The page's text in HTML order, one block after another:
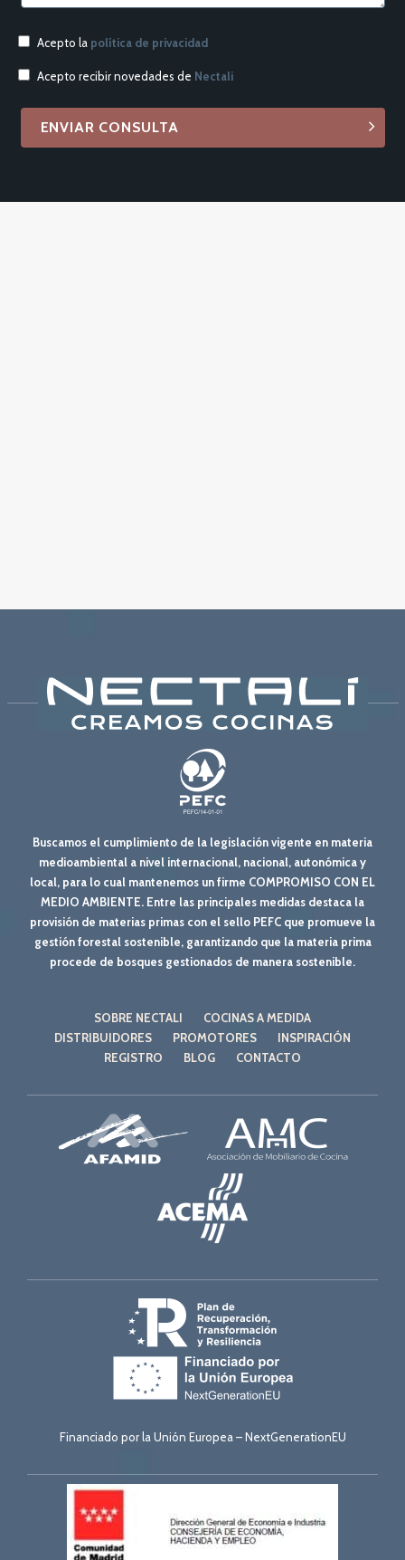
Acepto la política de privacidad
Acepto recibir novedades de Nectali
Buscamos el cumplimiento de la legislación vigente en materia
medioambiental a nivel internacional, nacional, autonómica y
local, para lo cual mantenemos un firme COMPROMISO CON EL
MEDIO AMBIENTE. Entre las principales medidas destaca la
provisión de materias primas con el sello PEFC que promueve la
gestión forestal sostenible, garantizando que la materia prima
procede de bosques gestionados de manera sostenible.
SOBRE NECTALI
COCINAS A MEDIDA
DISTRIBUIDORES
PROMOTORES
INSPIRACIÓN
REGISTRO
BLOG CONTACTO
Financiado por la Unión Europea – NextGenerationEU